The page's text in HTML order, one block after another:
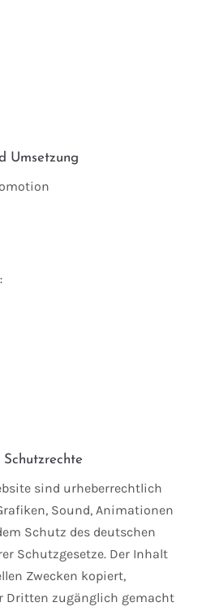
Umsetzung
sind urheberrechtlich
Sound, Animationen
Schutz des deutschen
Schutzgesetze. Der Inhalt
Zwecken kopiert,
Dritten zugänglich gemacht